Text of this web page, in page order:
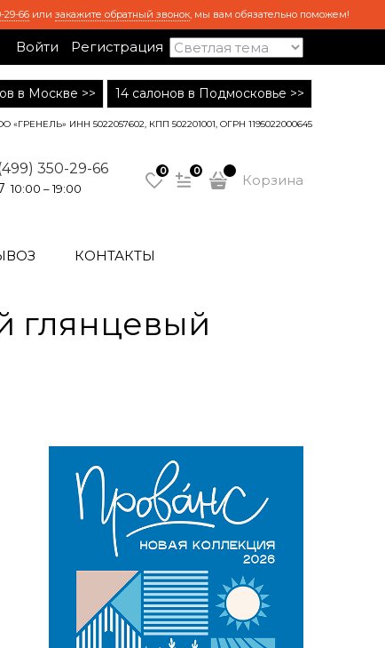
29-66 или закажите обратный звонок, мы вам обязательно поможем!
Войти Регистрация
в Москве >> 14 салонов в Подмосковье >>
«ГРЕНЕЛЬ» ИНН 5022057602, КПП 502201001, ОГРН 1195022000645
350-29-66
10:00 – 19:00
0 0
Корзина
КОНТАКТЫ
глянцевый